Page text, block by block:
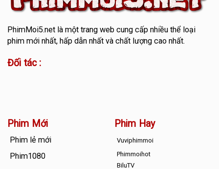
PhimMoi5.netlà một trang web cung cấp nhiều thể loại
phim mới nhất, hấp dẫn nhất và chất lượng cao nhất.
Đối tác :
Phim Mới
Phim lẻ mới
Phim1080
Phim Hay
Vuviphimmoi
Phimmoihot
BiluTV